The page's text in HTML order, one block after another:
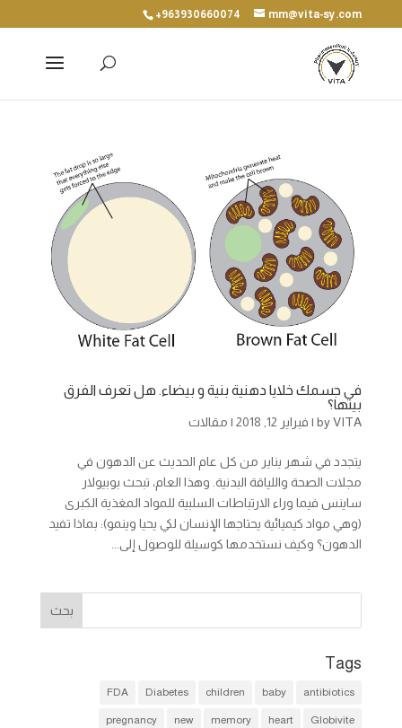
+963930660074 mm@vita-sy.com
في جسمك خلايا دهنية بنية و بيضاء. هل تعرف الفرق
بينها؟
byVITA
| فبراير 12, 2018 | مقالات
يتجدد في شهر يناير من كل عام الحديث عن الدهون في
مجلات الصحة واللياقة البدنية. وهذا العام، تبحث بوبيولار
ساينس فيما وراء الارتباطات السلبية للمواد المغذية الكبرى
(وهي مواد كيميائية يحتاجها الإنسان لكي يحيا وينمو): بماذا تفيد
الدهون؟ وكيف نستخدمها كوسيلة للوصول إلى...
Tags
antibiotics
baby
children
Diabetes
FDA
Globivite
heart
memory
new
pregnancy